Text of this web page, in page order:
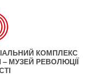
КОМПЛЕКС
– МУЗЕЙ РЕВОЛЮЦІЇ